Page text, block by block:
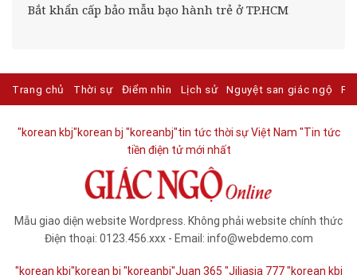
Bắt khẩn cấp bảo mẫu bạo hành trẻ ở TP.HCM
Trang chủ Thời sự Điểm nhìn Lịch sử Nguyệt san giác ngộ
"korean kbj​"korean bj "koreanbj​"tin tức thời sự Việt Nam "Tin tức
tiền điện tử mới nhất​
Mẫu giao diện website Wordpress. Không phải website chính thức
Điện thoại: 0123.456.xxx - Email: info@webdemo.com
"korean kbj​"korean bj "koreanbj​"Juan 365 "Jiliasia 777 "korean kbj